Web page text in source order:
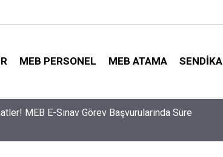
MEB PERSONEL MEB ATAMA SENDIKA
İşte MEB’in En Çok Öğretmen Aradığı 15 Branş!